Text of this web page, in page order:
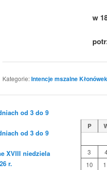
w 18
Kategorie:Intencje mszalne Kłonówek
od 3 do 9
od 3 do 9
XVIII niedziela
r.
P
3
10